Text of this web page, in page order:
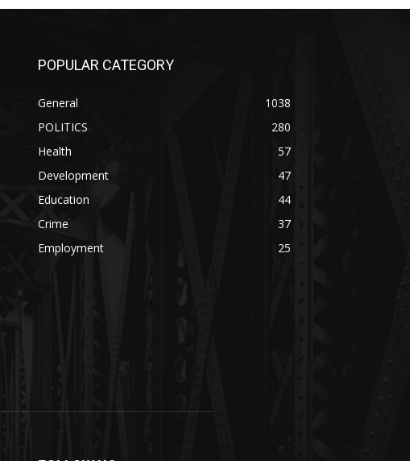
POPULAR CATEGORY
General
1038
POLITICS
280
Health
57
Development
47
Education
44
Crime
37
Employment
25